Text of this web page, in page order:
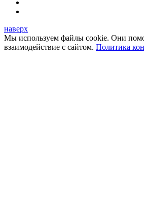
наверх
Мы используем файлы cookie. Они
взаимодействие с сайтом. Политика